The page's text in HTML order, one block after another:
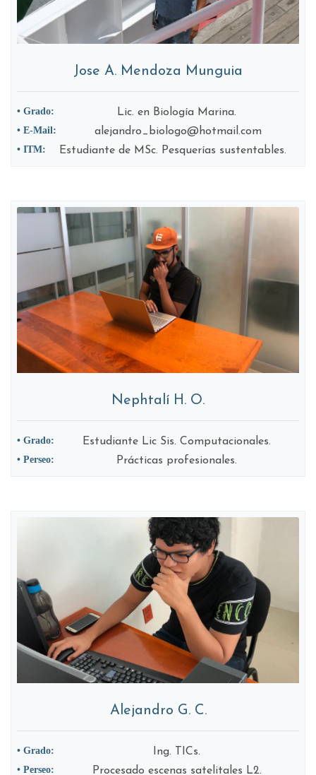
Jose A. Mendoza Munguia
• Grado: Lic. en Biología Marina.
• E-Mail: alejandro_biologo@hotmail.com
• ITM: Estudiante de MSc. Pesquerías sustentables.
Nephtalí H. O.
• Grado: Estudiante Lic Sis. Computacionales.
• Perseo: Prácticas profesionales.
Alejandro G. C.
• Grado: Ing. TICs.
• Perseo: Procesado escenas satelitales L2.